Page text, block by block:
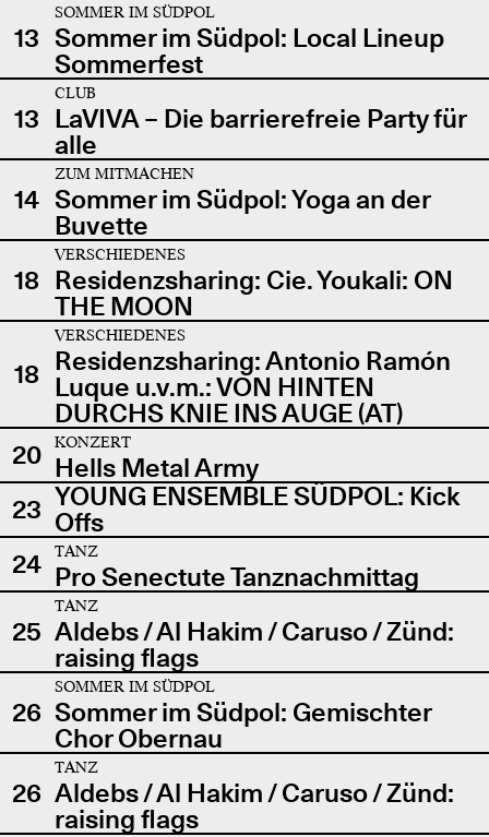
13
SOMMER IM SÜDPOL
Sommer im Südpol: Local Lineup
Sommerfest
13
CLUB
LaVIVA – Die barrierefreie Party für
alle
14
ZUM MITMACHEN
Sommer im Südpol: Yoga an der
Buvette
18
VERSCHIEDENES
Residenzsharing: Cie. Youkali: ON
THE MOON
18
VERSCHIEDENES
Residenzsharing: Antonio Ramón
Luque u.v.m.: VON HINTEN
DURCHS KNIE INS AUGE (AT)
20
KONZERT
Hells Metal Army
23 YOUNG ENSEMBLE SÜDPOL: Kick
Offs
24
TANZ
Pro Senectute Tanznachmittag
25
TANZ
Aldebs / Al Hakim / Caruso / Zünd:
raising flags
26
SOMMER IM SÜDPOL
Sommer im Südpol: Gemischter
Chor Obernau
26
TANZ
Aldebs / Al Hakim / Caruso / Zünd:
raising flags